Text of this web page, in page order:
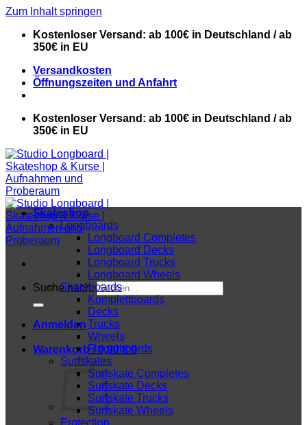
Zum Inhalt springen
Kostenloser Versand: ab 100€ in Deutschland / ab
350€ in EU
Versandkosten
Öffnungszeiten und Anfahrt
Kostenloser Versand: ab 100€ in Deutschland / ab
350€ in EU
Suche nach:
Anmelden
Warenkorb /0,00€ 0
Skateshop
Longboards
Longboard Completes
Longboard Decks
Longboard Trucks
Longboard Wheels
Skateboards
Komplettboards
Decks
Trucks
Wheels
Fingerboards
Surfskates
Surfskate Completes
Surfskate Decks
Surfskate Trucks
Surfskate Wheels
Protection